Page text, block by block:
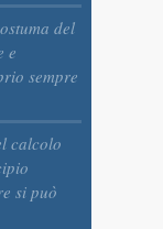
del
e
sempre
calcolo
si può